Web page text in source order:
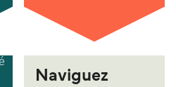
Naviguez